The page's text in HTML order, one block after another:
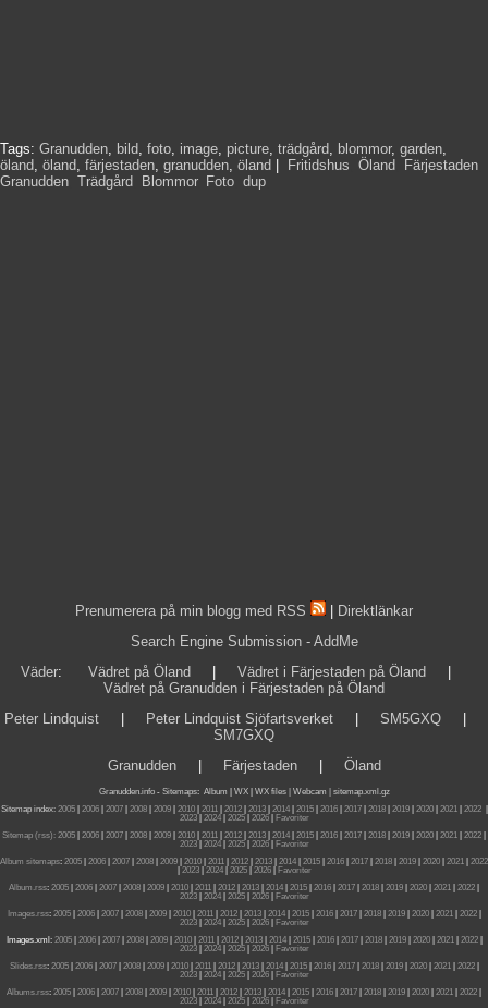
Tags: Granudden, bild, foto, image, picture, trädgård, blommor, garden,
öland, öland, färjestaden, granudden, öland Fritidshus Öland Färjestaden
Granudden Trädgård Blommor, Foto dup
Prenumerera på min blogg med RSS
Direktlänkar
Search Engine Submission - AddMe
Väder: Vädret på Öland Vädret i Färjestaden på Öland
Vädret på Granudden i Färjestaden på Öland
Peter Lindquist
Peter Lindquist Sjöfartsverket SM5GXQ
SM7GXQ
Granudden| Färjestaden| Öland
Granudden.info- Sitemaps: Album WX WX files | Webcam |
sitemap.xml.gz
Sitemap index: 2005| 2006| 2007| 2008| 2009| 2010| 2011| 2012| 2013| 2014| 2015| 2016| 2017| 2018| 2019| 2020| 2021| 2022|
2023| 2024| 2025| 2026|
Favoriter
Sitemap (rss): 2005 2006 2007 2008 2009 2010 2011 2012 2013 2014 2015 2016 2017 2018 2019 2020 2021 2022
2023| 2024| 2025| 2026|
Favoriter
Album sitemaps: 2005 2006 2007 2008 2009 2010 2011 2012 2013 2014 2015 2016 2017 2018 2019 2020 2021
2022
2023| 2024| 2025| 2026|
Favoriter
Album.rss: 2005 2006 2007 2008 2009 2010 2011 2012 2013 2014 2015 2016 2017 2018 2019 2020 2021 2022
2023| 2024| 2025| 2026|
Favoriter
Images.rss: 2005| 2006| 2007| 2008| 2009| 2010| 2011| 2012| 2013| 2014| 2015| 2016| 2017| 2018| 2019| 2020| 2021| 2022|
2023| 2024| 2025| 2026|
Favoriter
Images.xml: 2005| 2006| 2007| 2008| 2009| 2010| 2011| 2012| 2013| 2014| 2015| 2016| 2017| 2018| 2019| 2020| 2021| 2022|
2023| 2024| 2025| 2026|
Favoriter
Slides.rss: 2005| 2006| 2007| 2008| 2009| 2010| 2011| 2012| 2013| 2014| 2015| 2016| 2017| 2018| 2019| 2020| 2021| 2022|
2023| 2024| 2025| 2026|
Favoriter
Albums.rss: 2005 2006 2007 2008 2009 2010 2011 2012 2013 2014 2015 2016 2017 2018 2019 2020 2021 2022
2023| 2024| 2025| 2026|
Favoriter